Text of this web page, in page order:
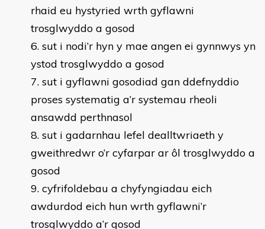
rhaid eu hystyried wrth gyflawni
trosglwyddo a gosod
sut i nodi’r hyn y mae angen ei gynnwys yn
ystod trosglwyddo a gosod
sut i gyflawni gosodiad gan ddefnyddio
proses systematig a’r systemau rheoli
ansawdd perthnasol
sut i gadarnhau lefel dealltwriaeth y
gweithredwr o’r cyfarpar ar ôl trosglwyddo a
gosod
cyfrifoldebau a chyfyngiadau eich
awdurdod eich hun wrth gyflawni’r
trosglwyddo a’r gosod